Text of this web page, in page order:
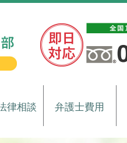
律相談 弁護士費用